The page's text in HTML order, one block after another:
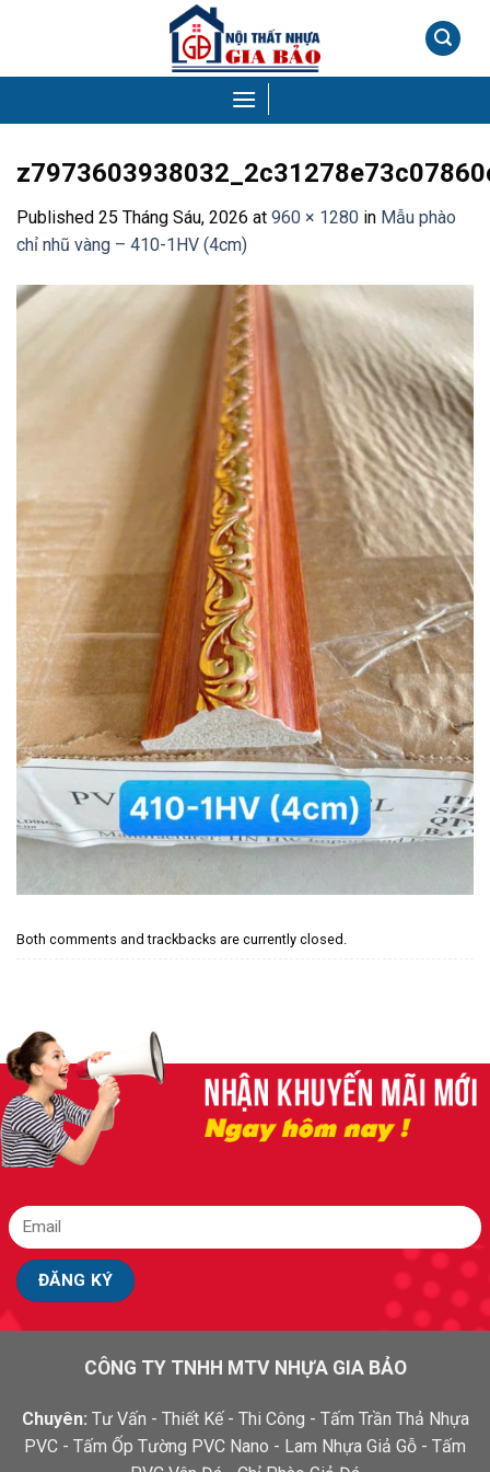
Published 25 Tháng Sáu, 2026 at 960 × 1280 in Mẫu phào
chỉ nhũ vàng – 410-1HV (4cm)
Both comments and trackbacks are currently closed.
CÔNG TY TNHH MTV NHỰA GIA BẢO
Chuyên: Tư Vấn - Thiết Kế - Thi Công - Tấm Trần Thả Nhựa
PVC - Tấm Ốp Tường PVC Nano - Lam Nhựa Giả Gỗ - Tấm